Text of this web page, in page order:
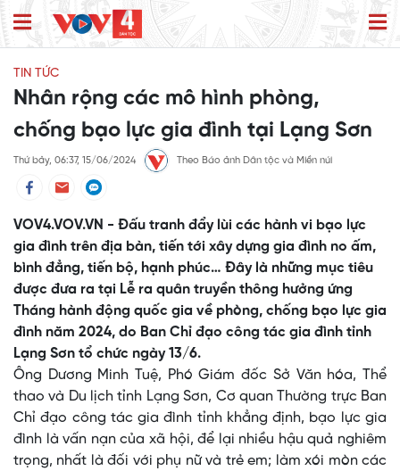
TIN TỨC
Nhân rộng các mô hình phòng,
chống bạo lực gia đình tại Lạng Sơn
Thứ bảy, 06:37, 15/06/2024 Theo Báo ảnh Dân tộc và Miền núi
VOV4.VOV.VN - Đấu tranh đẩy lùi các hành vi bạo lực
gia đình trên địa bàn, tiến tới xây dựng gia đình no ấm,
bình đẳng, tiến bộ, hạnh phúc… Đây là những mục tiêu
được đưa ra tại Lễ ra quân truyền thông hưởng ứng
Tháng hành động quốc gia về phòng, chống bạo lực gia
đình năm 2024, do Ban Chỉ đạo công tác gia đình tỉnh
Lạng Sơn tổ chức ngày 13/6.
Ông Dương Minh Tuệ, Phó Giám đốc Sở Văn hóa, Thể
thao và Du lịch tỉnh Lạng Sơn, Cơ quan Thường trực Ban
Chỉ đạo công tác gia đình tỉnh khẳng định, bạo lực gia
đình là vấn nạn của xã hội, để lại nhiều hậu quả nghiêm
trọng, nhất là đối với phụ nữ và trẻ em; làm xói mòn các